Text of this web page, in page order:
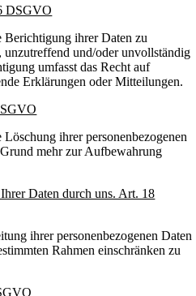
DSGVO
Berichtigung ihrer Daten zu
unzutreffend und/oder unvollständig
umfasst das Recht auf
Erklärungen oder Mitteilungen.
ihrer personenbezogenen
mehr zur Aufbewahrung
Daten durch uns. Art. 18
ihrer personenbezogenen Daten
Rahmen einschränken zu